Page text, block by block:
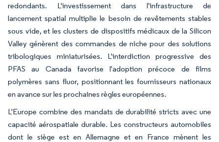
redondants. L'investissement dans l'infrastructure de
lancement spatial multiplie le besoin de revêtements stables
sous vide, et les clusters de dispositifs médicaux de la Silicon
Valley génèrent des commandes de niche pour des solutions
tribologiques miniaturisées. L'interdiction progressive des
PFAS au Canada favorise l'adoption précoce de films
polymères sans fluor, positionnant les fournisseurs nationaux
en avance sur les prochaines règles européennes.
L'Europe combine des mandats de durabilité stricts avec une
capacité aérospatiale durable. Les constructeurs automobiles
dont le siège est en Allemagne et en France mènent les